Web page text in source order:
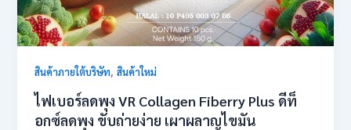
สินค้าภายใต้บริษัท,สินค้าใหม่
ไฟเบอร์ลดพุง VR Collagen Fiberry Plus ดีท็
อกซ์ลดพุง ขับถ่ายง่าย เผาผลาญไขมัน